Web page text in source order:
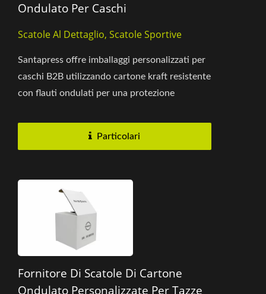
Ondulato Per Caschi
Scatole Al Dettaglio, Scatole Sportive
Santapress offre imballaggi personalizzati per
caschi B2B utilizzando cartone kraft resistente
con flauti ondulati per una protezione
Particolari
Fornitore Di Scatole Di Cartone
Ondulato Personalizzate Per Tazze